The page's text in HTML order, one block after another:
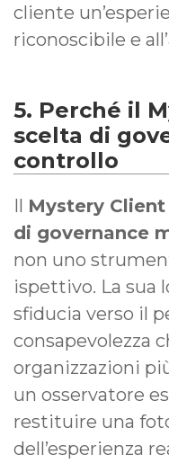
cliente
riconoscibile e
5. Perché il
scelta di
controllo
Il Mystery Client
di governance
non uno
ispettivo. La sua
sfiducia verso il
consapevolezza
organizzazioni
un osservatore
restituire una
dell’esperienza